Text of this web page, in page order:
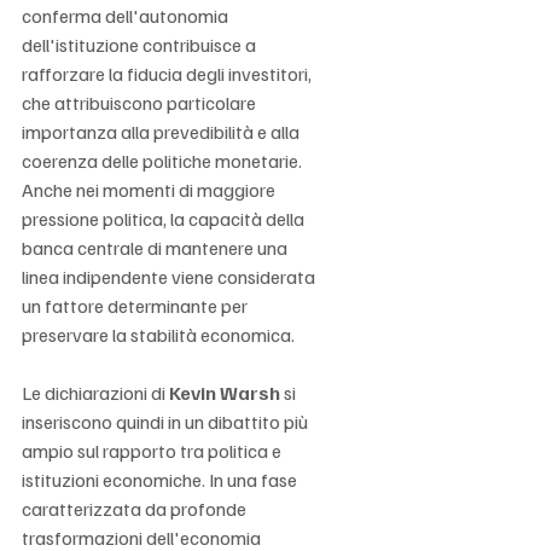
conferma dell'autonomia
dell'istituzione contribuisce a
rafforzare la fiducia degli investitori,
che attribuiscono particolare
importanza alla prevedibilità e alla
coerenza delle politiche monetarie.
Anche nei momenti di maggiore
pressione politica, la capacità della
banca centrale di mantenere una
linea indipendente viene considerata
un fattore determinante per
preservare la stabilità economica.
Le dichiarazioni di Kevin Warsh si
inseriscono quindi in un dibattito più
ampio sul rapporto tra politica e
istituzioni economiche. In una fase
caratterizzata da profonde
trasformazioni dell'economia